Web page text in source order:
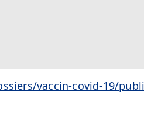
vaccin-covid-19/